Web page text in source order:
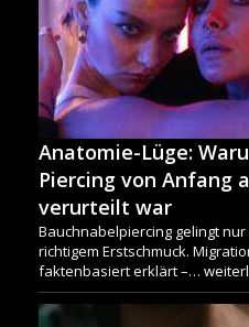
Anatomie-Lüge:
Piercing von Anfang
verurteilt war
Bauchnabelpiercing gelingt
richtigem Erstschmuck.
faktenbasiert erklärt –…